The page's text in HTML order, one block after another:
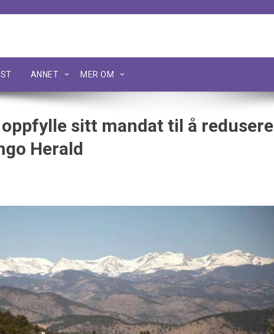
ANNET MER OM
sitt mandat til å redusere
Herald